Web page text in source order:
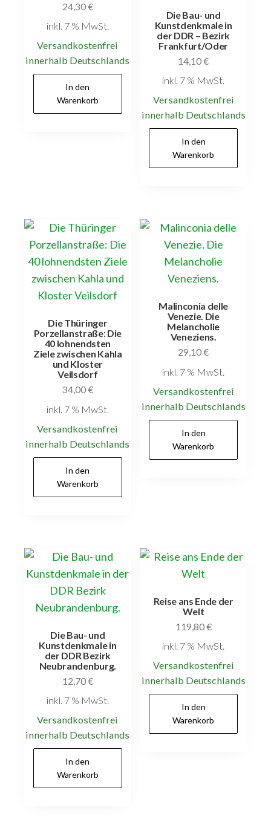
24,30€
inkl. 7 % MwSt.
Versandkostenfrei
innerhalb Deutschlands
In den
Warenkorb
Die Bau- und
Kunstdenkmale in
der DDR – Bezirk
Frankfurt/Oder
14,10€
inkl. 7 % MwSt.
Versandkostenfrei
innerhalb Deutschlands
In den
Warenkorb
Die Thüringer
Porzellanstraße: Die
40 lohnendsten
Ziele zwischen Kahla
und Kloster
Veilsdorf
34,00€
inkl. 7 % MwSt.
Versandkostenfrei
innerhalb Deutschlands
In den
Warenkorb
Malinconia delle
Venezie. Die
Melancholie
Veneziens.
29,10€
inkl. 7 % MwSt.
Versandkostenfrei
innerhalb Deutschlands
In den
Warenkorb
Die Bau- und
Kunstdenkmale in
der DDR Bezirk
Neubrandenburg.
12,70€
inkl. 7 % MwSt.
Versandkostenfrei
innerhalb Deutschlands
In den
Warenkorb
Reise ans Ende der
Welt
119,80€
inkl. 7 % MwSt.
Versandkostenfrei
innerhalb Deutschlands
In den
Warenkorb